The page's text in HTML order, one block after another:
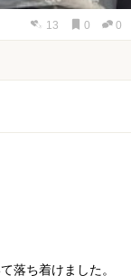
13 0 0
落ち着けました。